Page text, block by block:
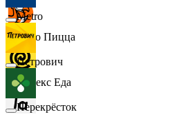
Додо Пицца
Яндекс Еда
Metro
Петрович
Перекрёсток